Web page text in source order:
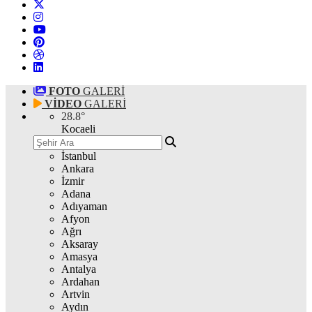
FOTO GALERİ
VİDEO GALERİ
28.8°
Kocaeli
İstanbul
Ankara
İzmir
Adana
Adıyaman
Afyon
Ağrı
Aksaray
Amasya
Antalya
Ardahan
Artvin
Aydın